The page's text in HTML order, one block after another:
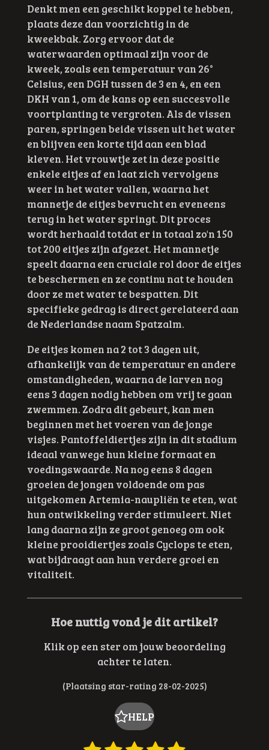
Denkt men een geschikt koppel te hebben,
plaats deze dan voorzichtig in de
kweekbak. Zorg ervoor dat de
waterwaarden optimaal zijn voor de
kweek, zoals een temperatuur van 26°
Celsius, een DGH tussen de 3 en 4, en een
DKH van 1, om de kans op een succesvolle
voortplanting te vergroten. Als de vissen
paren, springen beide vissen uit het water
en blijven een korte tijd aan een blad
kleven. Het vrouwtje zet in deze positie
enkele eitjes af en laat zich vervolgens
weer in het water vallen, waarna het
mannetje de eitjes bevrucht en eveneens
terug in het water springt. Dit proces
wordt herhaald totdat er in totaal zo'n 150
tot 200 eitjes zijn afgezet. Het mannetje
speelt daarna een cruciale rol door de eitjes
te beschermen en ze continu nat te houden
door ze met water te bespatten. Dit
specifieke gedrag is direct gerelateerd aan
de Nederlandse naam Spatzalm.
De eitjes komen na 2 tot 3 dagen uit,
afhankelijk van de temperatuur en andere
omstandigheden, waarna de larven nog
eens 3 dagen nodig hebben om vrij te gaan
zwemmen. Zodra dit gebeurt, kan men
beginnen met het voeren van de jonge
visjes. Pantoffeldiertjes zijn in dit stadium
ideaal vanwege hun kleine formaat en
voedingswaarde. Na nog eens 8 dagen
groeien de jongen voldoende om pas
uitgekomen Artemia-naupliën te eten, wat
hun ontwikkeling verder stimuleert. Niet
lang daarna zijn ze groot genoeg om ook
kleine prooidiertjes zoals Cyclops te eten,
wat bijdraagt aan hun verdere groei en
vitaliteit.
Hoe nuttig vond je dit artikel?
Klik op een ster om jouw beoordeling
achter te laten.
(Plaatsing star-rating 28-02-2025)
HELP